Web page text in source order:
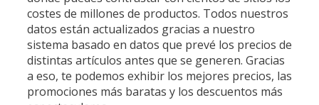
costes de millones de productos. Todos nuestros
datos están actualizados gracias a nuestro
sistema basado en datos que prevé los precios de
distintas artículos antes que se generen. Gracias
a eso, te podemos exhibir los mejores precios, las
promociones más baratas y los descuentos más